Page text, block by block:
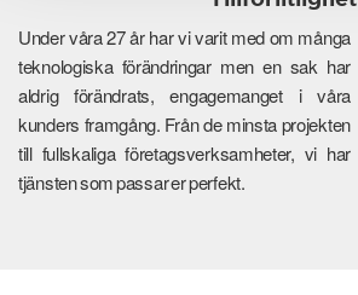
Under våra 27 år har vi varit med om många
teknologiska förändringar men en sak har
aldrig förändrats, engagemanget i våra
kunders framgång. Från de minsta projekten
till fullskaliga företagsverksamheter, vi har
tjänsten som passar er perfekt.